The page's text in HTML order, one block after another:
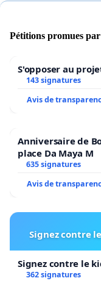
Pétitions promues
S'opposer au
143 signatures
Avis de
Anniversaire de
place Da Maya M
635 signatures
Avis de
Signez contre
Signez contre le
362 signatures